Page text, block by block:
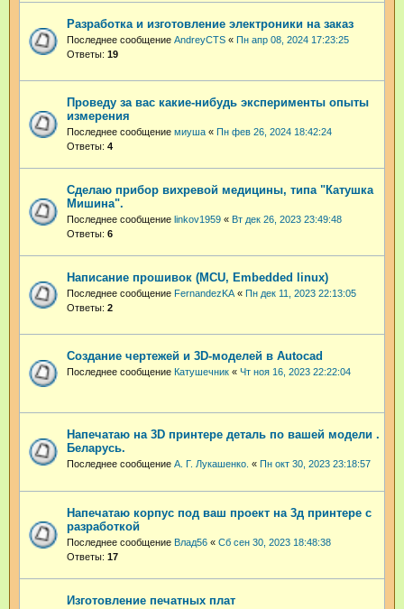
Разработка и изготовление электроники на заказ
Последнее сообщение AndreyCTS « Пн апр 08, 2024 17:23:25
Ответы: 19
Проведу за вас какие-нибудь эксперименты опыты
измерения
Последнее сообщение миуша « Пн фев 26, 2024 18:42:24
Ответы: 4
Сделаю прибор вихревой медицины, типа "Катушка
Мишина".
Последнее сообщение linkov1959 « Вт дек 26, 2023 23:49:48
Ответы: 6
Написание прошивок (MCU, Embedded linux)
Последнее сообщение FernandezKA« Пн дек 11, 2023 22:13:05
Ответы: 2
Создание чертежей и 3D-моделей в Autocad
Последнее сообщение Катушечник « Чт ноя 16, 2023 22:22:04
Напечатаю на 3D принтере деталь по вашей модели .
Беларусь.
Последнее сообщение А. Г. Лукашенко. « Пн окт 30, 2023 23:18:57
Напечатаю корпус под ваш проект на 3д принтере с
разработкой
Последнее сообщение Влад56 « Сб сен 30, 2023 18:48:38
Ответы: 17
Изготовление печатных плат